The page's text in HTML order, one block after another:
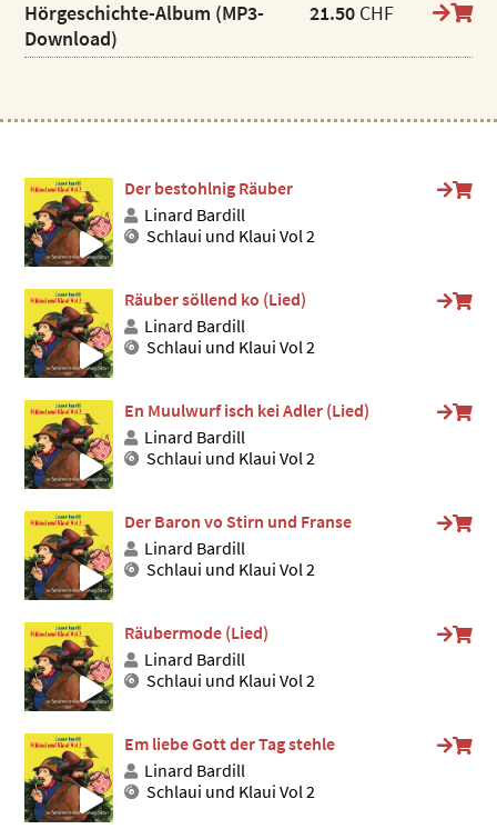
Hörgeschichte-Album (MP3-
Download)
21.50 CHF
Der bestohlnig Räuber
Linard Bardill
Schlaui und Klaui Vol 2
Räuber söllend ko (Lied)
Linard Bardill
Schlaui und Klaui Vol 2
En Muulwurf isch kei Adler (Lied)
Linard Bardill
Schlaui und Klaui Vol 2
Der Baron vo Stirn und Franse
Linard Bardill
Schlaui und Klaui Vol 2
Räubermode (Lied)
Linard Bardill
Schlaui und Klaui Vol 2
Em liebe Gott der Tag stehle
Linard Bardill
Schlaui und Klaui Vol 2